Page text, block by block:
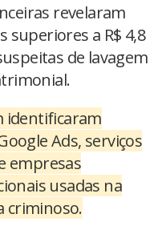
revelaram
superiores a R$ 4,8
de lavagem
identificaram
Ads, serviços
empresas
usadas na
criminoso.